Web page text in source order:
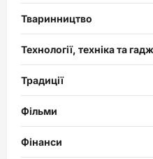
Тваринництво
Технології, техніка та
Традиції
Фільми
Фінанси